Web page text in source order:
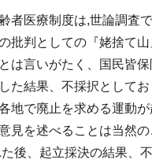
医療制度は,世論調査
批判としての『姥捨て
は言いがたく、国民皆
た結果、不採択として
地で廃止を求める運動
見を述べることは当然
後、起立採決の結果、